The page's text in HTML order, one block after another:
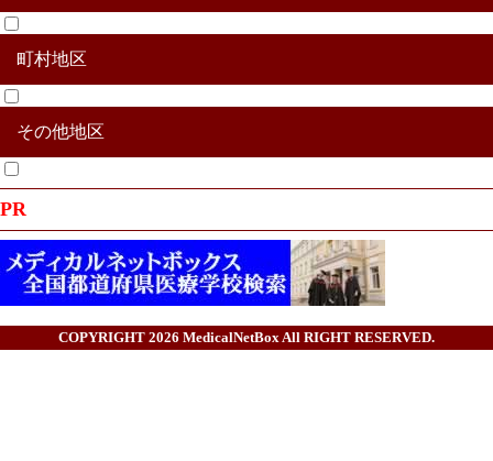
甲府市
富士吉田市
都留市
山梨市
大月市
韮崎市
南アルプス市
北杜市
甲斐市
笛吹市
上野原市
甲州市
中央市
町村地区
西八代郡市川三郷町
南巨摩郡早川町
南巨摩郡身延町
南巨摩郡南部町
南巨摩郡富士川町
中巨摩郡昭和町
南都留郡道志村
南都留郡西桂町
南都留郡忍野村
南都留郡山中湖村
南都留郡鳴沢村
南都留郡富士河口湖町
北都留郡小菅村
北都留郡丹波山村
その他地区
その他合併地区
PR
COPYRIGHT 2026 MedicalNetBoxAll RIGHT RESERVED.